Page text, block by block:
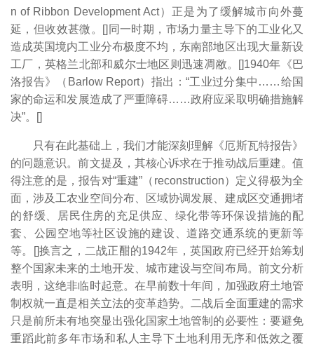
n of Ribbon Development Act）正是为了缓解城市向外蔓
延，但收效甚微。[]同一时期，市场力量主导下的工业化又
造成英国境内工业分布极度不均，东南部地区出现大量新设
工厂，英格兰北部和威尔士地区则迅速凋敝。[]1940年《巴
洛报告》（Barlow Report）指出：“工业过分集中……给国
家的命运和发展造成了严重障碍……政府应采取明确措施解
决”。[]
只有在此基础上，我们才能深刻理解《厄斯瓦特报告》
的问题意识。前文提及，其核心诉求在于推动战后重建。值
得注意的是，报告对“重建”（reconstruction）定义得极为全
面，涉及工农业空间分布、区域协调发展、建成区交通拥堵
的舒缓、居民住房的充足供应、绿化带等环保设措施的配
套、公园空地等社区设施的建设、道路交通系统的更新等
等。[]换言之，二战正酣的1942年，英国政府已经开始筹划
整个国家未来的土地开发、城市建设与空间布局。前文分析
表明，这绝非临时起意。在早前数十年间，加强政府土地管
制权就一直是相关立法的变革趋势。二战后全面重建的需求
只是前所未有地突显出强化国家土地管制的必要性：要避免
重蹈此前多年市场和私人主导下土地利用无序和低效之覆